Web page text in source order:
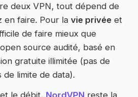
deux VPN, tout dépend de
en faire. Pour la vie privéeet
de faire mieux que
source audité, basé en
gratuite illimitée (pas de
limite de data).